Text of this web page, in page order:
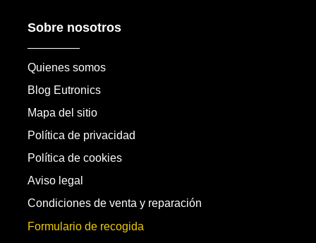
Sobre nosotros
Quienes somos
Blog Eutronics
Mapa del sitio
Política de privacidad
Política de cookies
Aviso legal
Condiciones de venta y reparación
Formulario de recogida